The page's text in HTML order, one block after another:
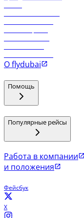
О flydubai
Помощь
Популярные рейсы
Работа в компании
и положения
Фейсбук
X